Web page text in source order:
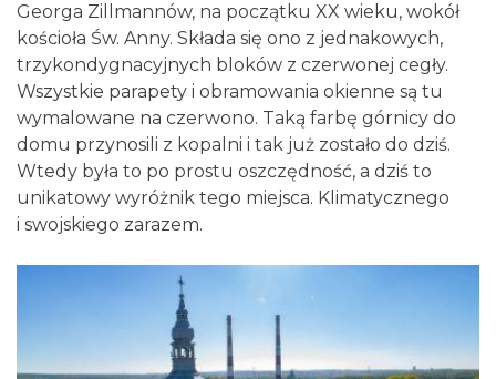
Georga Zillmannów, na początku XX wieku, wokół
kościoła Św. Anny. Składa się ono z jednakowych,
trzykondygnacyjnych bloków z czerwonej cegły.
Wszystkie parapety i obramowania okienne są tu
wymalowane na czerwono. Taką farbę górnicy do
domu przynosili z kopalni i tak już zostało do dziś.
Wtedy była to po prostu oszczędność, a dziś to
unikatowy wyróżnik tego miejsca. Klimatycznego
i swojskiego zarazem.